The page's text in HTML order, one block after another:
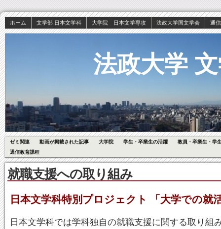
ホーム 文学部 日本文学科 大学院 日本文学専攻 法政大学国文学会 通
法政大学
ゼミ関連 動画が掲載された記事 大学院 学生・卒業生の活躍
教員・卒業生・学
通信教育課程
就職支援への取り組み
日本文学科特別プロジェクト 「大学での就
日本文学科では学科独自の就職支援に関する取り組